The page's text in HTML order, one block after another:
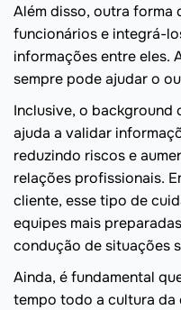
Além disso, outra forma
funcionários e integrá-
informações entre eles.
sempre pode ajudar o
Inclusive, o background
ajuda a validar
reduzindo riscos e
relações profissionais.
cliente, esse tipo de
equipes mais
condução de situações
Ainda, é fundamental
tempo todo a cultura da